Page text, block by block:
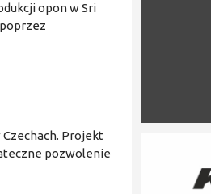
opon w Sri
Projekt
pozwolenie